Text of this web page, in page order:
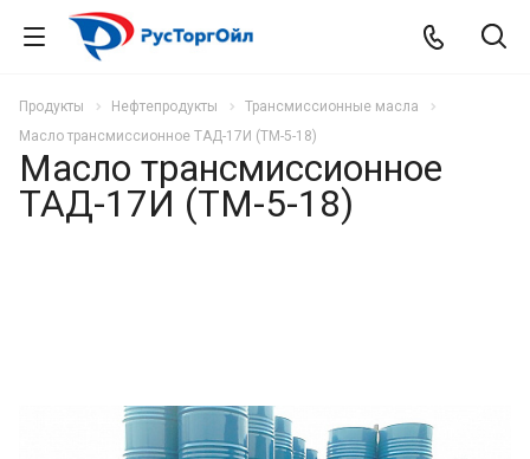
Продукты Нефтепродукты
Трансмиссионные масла
Масло трансмиссионное ТАД-17И (ТМ-5-18)
Масло трансмиссионное
ТАД-17И (ТМ-5-18)